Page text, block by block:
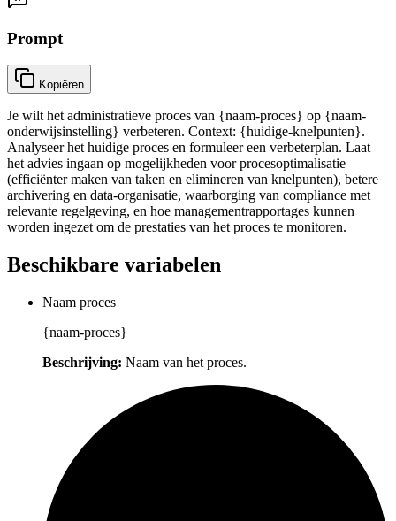
Prompt
Kopiëren
Je wilt het administratieve proces van {naam-proces} op {naam-
onderwijsinstelling} verbeteren. Context: {huidige-knelpunten}.
Analyseer het huidige proces en formuleer een verbeterplan. Laat
het advies ingaan op mogelijkheden voor procesoptimalisatie
(efficiënter maken van taken en elimineren van knelpunten), betere
archivering en data-organisatie, waarborging van compliance met
relevante regelgeving, en hoe managementrapportages kunnen
worden ingezet om de prestaties van het proces te monitoren.
Beschikbare variabelen
Naam proces
{naam-proces}
Beschrijving: Naam van het proces.